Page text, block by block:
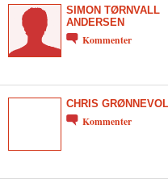
SIMON TØRNVALL
ANDERSEN
Kommenter
CHRIS
Kommenter